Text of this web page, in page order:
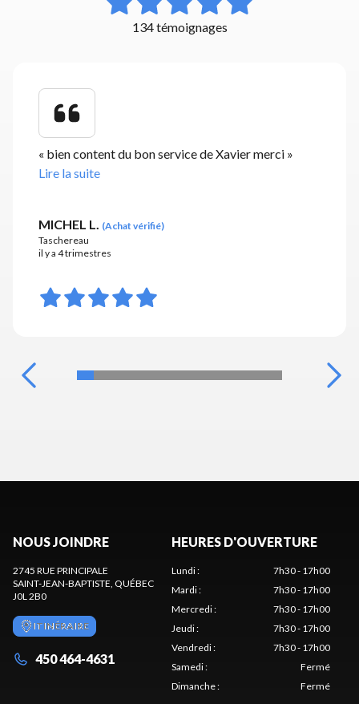
134 témoignages
« bien content du bon service de Xavier merci »
Lire la suite
MICHEL L. (Achat vérifié)
Taschereau
il y a 4 trimestres
NOUS JOINDRE
2745 RUE PRINCIPALE
SAINT-JEAN-BAPTISTE , QUÉBEC
J0L 2B0
ITINÉRAIRE
450 464-4631
HEURES D'OUVERTURE
Lundi:
7h30 - 17h00
Mardi:
7h30 - 17h00
Mercredi:
7h30 - 17h00
Jeudi:
7h30 - 17h00
Vendredi:
7h30 - 17h00
Samedi:
Fermé
Dimanche: Fermé